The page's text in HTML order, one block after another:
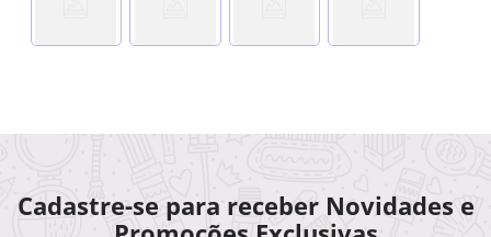
Cadastre-se para receber Novidades e